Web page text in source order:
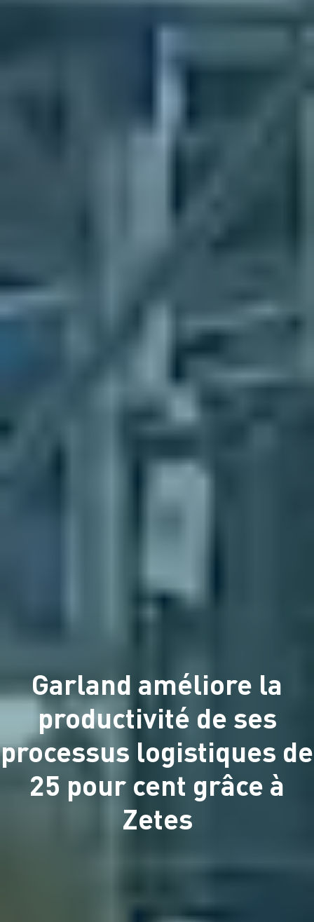
Garland améliore la
productivité de ses
processus logistiques de
25 pour cent grâce à
Zetes